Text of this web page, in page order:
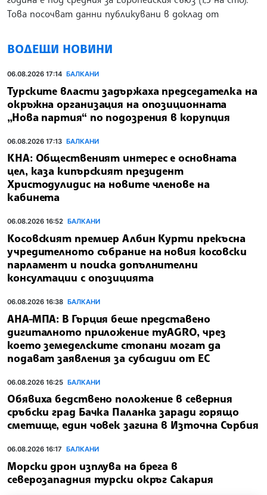
Това посочват данни публикувани в доклад от
ВОДЕЩИ НОВИНИ
06.08.2026 17:14 БАЛКАНИ
Турските власти задържаха председателка на
окръжна организация на опозиционната
„Нова партия“ по подозрения в корупция
06.08.2026 17:13 БАЛКАНИ
КНА: Общественият интерес е основната
цел, каза кипърският президент
Христодулидис на новите членове на
кабинета
06.08.2026 16:52 БАЛКАНИ
Косовският премиер Албин Курти прекъсна
учредителното събрание на новия косовски
парламент и поиска допълнителни
консултации с опозицията
06.08.2026 16:38 БАЛКАНИ
АНА-МПА: В Гърция беше представено
дигиталното приложение myAGRO, чрез
което земеделските стопани могат да
подават заявления за субсидии от ЕС
06.08.2026 16:25 БАЛКАНИ
Обявиха бедствено положение в северния
сръбски град Бачка Паланка заради горящо
сметище, един човек загина в Източна Сърбия
06.08.2026 16:17 БАЛКАНИ
Морски дрон изплува на брега в
северозападния турски окръг Сакария